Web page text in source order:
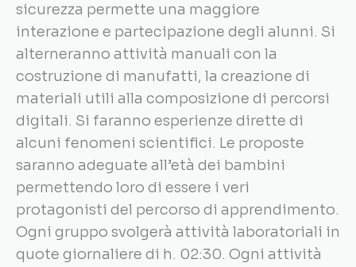
sicurezza permette una maggiore
interazione e partecipazione degli alunni. Si
alterneranno attività manuali con la
costruzione di manufatti, la creazione di
materiali utili alla composizione di percorsi
digitali. Si faranno esperienze dirette di
alcuni fenomeni scientifici. Le proposte
saranno adeguate all’età dei bambini
permettendo loro di essere i veri
protagonisti del percorso di apprendimento.
Ogni gruppo svolgerà attività laboratoriali in
quote giornaliere di h. 02:30. Ogni attività